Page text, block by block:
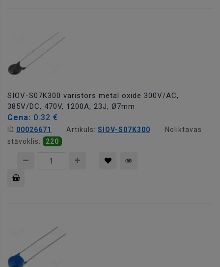
SIOV-S07K300 varistors metal oxide 300V/AC,
385V/DC, 470V, 1200A, 23J, Ø7mm
Cena: 0.32 €
ID:00026671 Artikuls: SIOV-S07K300
Noliktavas
stāvoklis:
220